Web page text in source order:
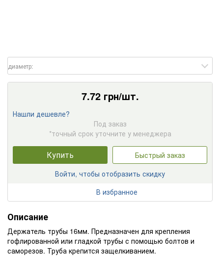
диаметр:
7.72грн/шт.
Нашли дешевле?
Под заказ
*точный срок уточните у менеджера
Купить
Быстрый заказ
Войти, чтобы отобразить скидку
В избранное
Описание
Держатель трубы 16мм. Предназначен для крепления
гофлированной или гладкой трубы с помощью болтов и
саморезов. Труба крепится защелкиванием.